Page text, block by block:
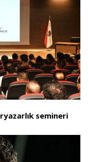
semineri